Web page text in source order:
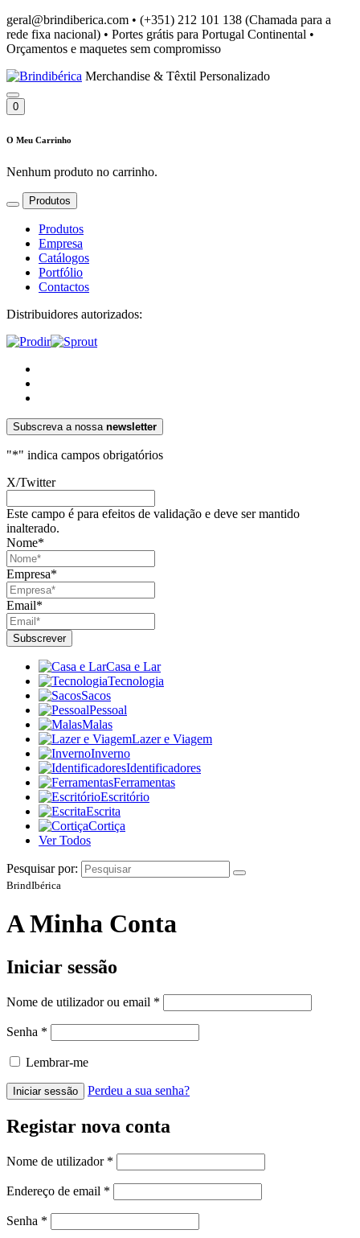
geral@brindiberica.com • (+351) 212 101 138 (Chamada para a
rede fixa nacional) • Portes grátis para Portugal Continental •
Orçamentos e maquetes sem compromisso
Merchandise & Têxtil Personalizado
0
O Meu Carrinho
Nenhum produto no carrinho.
Produtos
Produtos
Empresa
Catálogos
Portfólio
Contactos
Distribuidores autorizados:
Subscreva a nossa newsletter
"*" indica campos obrigatórios
X/Twitter
Este campo é para efeitos de validação e deve ser mantido
inalterado.
Nome*
Empresa*
Email*
Casa e Lar
Tecnologia
Sacos
Pessoal
Malas
Lazer e Viagem
Inverno
Identificadores
Ferramentas
Escritório
Escrita
Cortiça
Ver Todos
Pesquisar por:
BrindIbérica
A Minha Conta
Iniciar sessão
Nome de utilizador ou email *
Senha *
Lembrar-me
Iniciar sessão Perdeu a sua senha?
Registar nova conta
Nome de utilizador *
Endereço de email *
Senha *